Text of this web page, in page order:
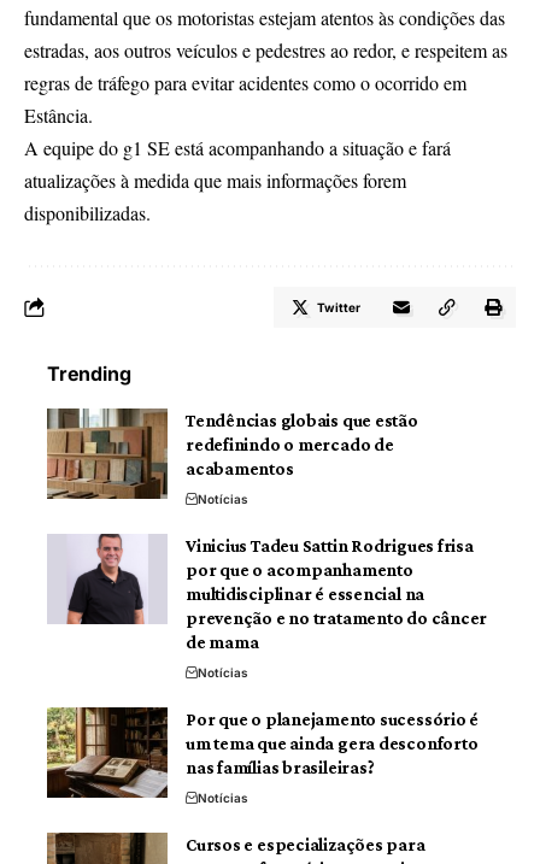
fundamental que os motoristas estejam atentos às condições das
estradas, aos outros veículos e pedestres ao redor, e respeitem as
regras de tráfego para evitar acidentes como o ocorrido em
Estância.
A equipe do g1 SE está acompanhando a situação e fará
atualizações à medida que mais informações forem
disponibilizadas.
Twitter
Trending
Tendências globais que estão
redefinindo o mercado de
acabamentos
Notícias
Vinicius Tadeu Sattin Rodrigues frisa
por que o acompanhamento
multidisciplinar é essencial na
prevenção e no tratamento do câncer
de mama
Notícias
Por que o planejamento sucessório é
um tema que ainda gera desconforto
nas famílias brasileiras?
Notícias
Cursos e especializações para